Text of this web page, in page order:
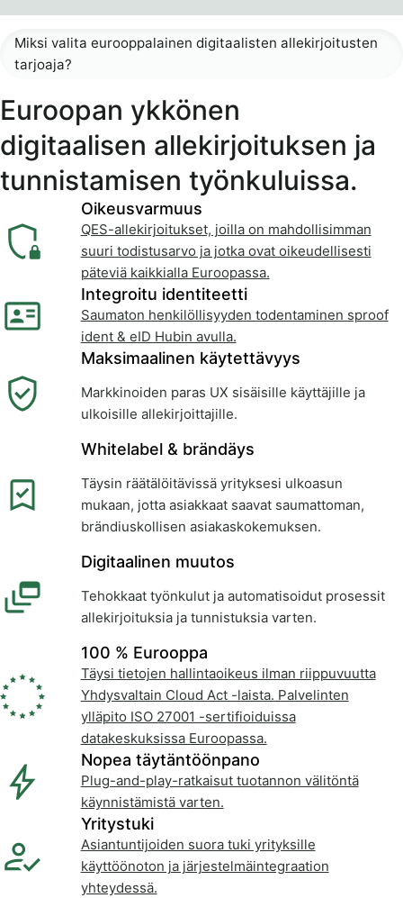
Euroopan ykkönen
digitaalisen allekirjoituksen ja
tunnistamisen työnkuluissa.
Miksi valita eurooppalainen digitaalisten allekirjoitusten
tarjoaja?
Oikeusvarmuus
QES-allekirjoitukset, joilla on mahdollisimman
suuri todistusarvo ja jotka ovat oikeudellisesti
päteviä kaikkialla Euroopassa.
Integroitu identiteetti
Saumaton henkilöllisyyden todentaminen sproof
ident & eID Hubin avulla.
Maksimaalinen käytettävyys
Markkinoiden paras UX sisäisille käyttäjille ja
ulkoisille allekirjoittajille.
Whitelabel & brändäys
Täysin räätälöitävissä yrityksesi ulkoasun
mukaan, jotta asiakkaat saavat saumattoman,
brändiuskollisen asiakaskokemuksen.
Digitaalinen muutos
Tehokkaat työnkulut ja automatisoidut prosessit
allekirjoituksia ja tunnistuksia varten.
100 % Eurooppa
Täysi tietojen hallintaoikeus ilman riippuvuutta
Yhdysvaltain Cloud Act -laista. Palvelinten
ylläpito ISO 27001 -sertifioiduissa
datakeskuksissa Euroopassa.
Nopea täytäntöönpano
Plug-and-play-ratkaisut tuotannon välitöntä
käynnistämistä varten.
Yritystuki
Asiantuntijoiden suora tuki yrityksille
käyttöönoton ja järjestelmäintegraation
yhteydessä.